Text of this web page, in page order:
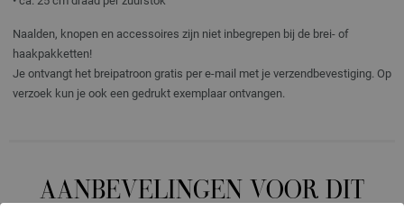
Naalden, knopen en accessoires zijn niet inbegrepen bij de brei- of
haakpakketten!
Je ontvangt het breipatroon gratis per e-mail met je verzendbevestiging. Op
verzoek kun je ook een gedrukt exemplaar ontvangen.
AANBEVELINGEN VOOR DIT